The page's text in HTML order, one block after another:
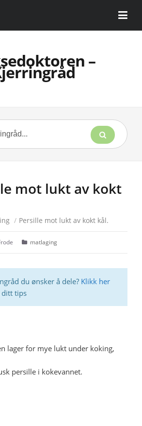
–
mot lukt av kokt
/ Persille mot lukt av kokt kål.
matlaging
du ønsker å dele? Klikk her
ditt tips
lager for mye lukt under koking,
persille i kokevannet.